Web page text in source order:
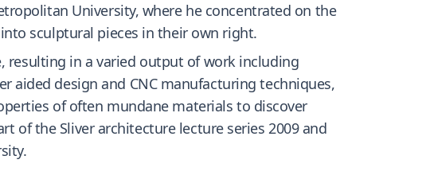
University, where he concentrated on the
sculptural pieces in their own right.
resulting in a varied output of work including
aided design and CNC manufacturing techniques,
of often mundane materials to discover
of the Sliver architecture lecture series 2009 and